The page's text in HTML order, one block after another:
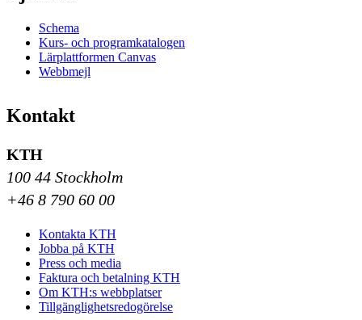
Schema
Kurs- och programkatalogen
Lärplattformen Canvas
Webbmejl
Kontakt
KTH
100 44 Stockholm
+46 8 790 60 00
Kontakta KTH
Jobba på KTH
Press och media
Faktura och betalning KTH
Om KTH:s webbplatser
Tillgänglighetsredogörelse